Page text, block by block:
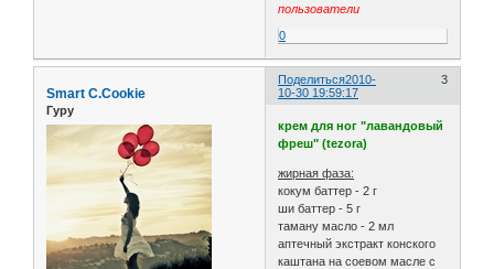
пользователи
0
Поделиться 3
2010-
10-30 19:59:17
Smart C.Cookie
Гуру
крем для ног "лавандовый
фреш" (tezora)
жирная фаза:
кокум баттер - 2 г
ши баттер - 5 г
таману масло - 2 мл
аптечный экстракт конского
каштана на соевом масле с